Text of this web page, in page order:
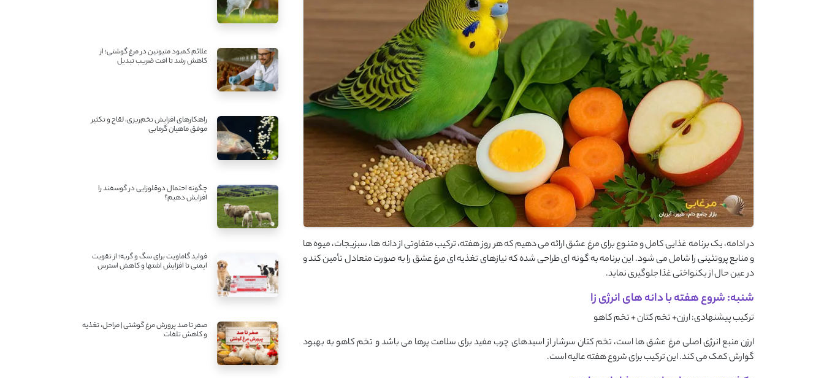
در ادامه، یک برنامه غذایی کامل و متنوع برای مرغ عشق ارائه می ‌دهیم که هر روز هفته، ترکیب متفاوتی از دانه ‌ها، سبزیجات، میوه‌ ها
و منابع پروتئینی را شامل می ‌شود. این برنامه به گونه ‌ای طراحی شده که نیازهای تغذیه ‌ای مرغ عشق را به ‌صورت متعادل تأمین کند و
در عین حال از یکنواختی غذا جلوگیری نماید.
شنبه: شروع هفته با دانه های انرژی زا
ترکیب پیشنهادی: ارزن+ تخم کتان + تخم کاهو
ارزن منبع انرژی اصلی مرغ عشق ‌ها است، تخم کتان سرشار از اسیدهای چرب مفید برای سلامت پرها می باشد و تخم کاهو به بهبود
گوارش کمک می‌ کند. این ترکیب برای شروع هفته عالیه است.
علائم کمبود متیونین در مرغ گوشتی؛ از
کاهش رشد تا افت ضریب تبدیل
راهکارهای افزایش تخم‌ریزی، لقاح و تکثیر
موفق ماهیان گرمابی
چگونه احتمال دوقلوزایی در گوسفند را
افزایش دهیم؟
فواید گاماویت برای سگ و گربه؛ از تقویت
ایمنی تا افزایش اشتها و کاهش استرس
صفر تا صد پرورش مرغ گوشتی | مراحل، تغذیه
و کاهش تلفات